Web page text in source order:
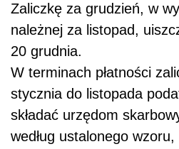
Zaliczkę za grudzień, w
należnej za listopad,
20 grudnia.
W terminach płatności
stycznia do listopada
składać urzędom
według ustalonego